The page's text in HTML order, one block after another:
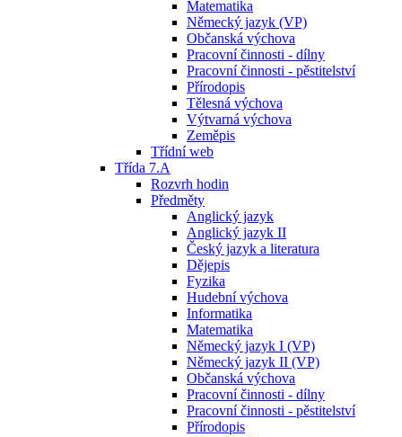
Matematika
Německý jazyk (VP)
Občanská výchova
Pracovní činnosti - dílny
Pracovní činnosti - pěstitelství
Přírodopis
Tělesná výchova
Výtvarná výchova
Zeměpis
Třídní web
Třída 7.A
Rozvrh hodin
Předměty
Anglický jazyk
Anglický jazyk II
Český jazyk a literatura
Dějepis
Fyzika
Hudební výchova
Informatika
Matematika
Německý jazyk I (VP)
Německý jazyk II (VP)
Občanská výchova
Pracovní činnosti - dílny
Pracovní činnosti - pěstitelství
Přírodopis